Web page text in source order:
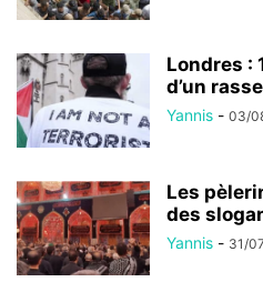
Londres :
d’un
Yannis - 03/
Les
des
Yannis - 31/